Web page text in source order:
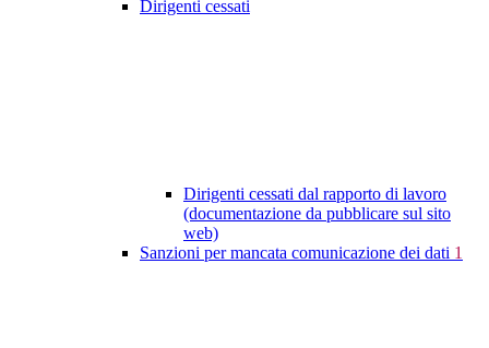
Dirigenti cessati
Dirigenti cessati dal rapporto di lavoro
(documentazione da pubblicare sul sito
web)
Sanzioni per mancata comunicazione dei dati 1